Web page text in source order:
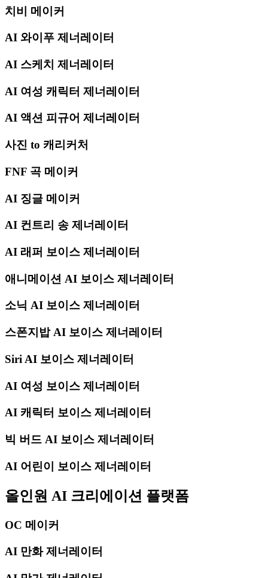
치비 메이커
AI 와이푸 제너레이터
AI 스케치 제너레이터
AI 여성 캐릭터 제너레이터
AI 액션 피규어 제너레이터
사진 to 캐리커처
FNF 곡 메이커
AI 징글 메이커
AI 컨트리 송 제너레이터
AI 래퍼 보이스 제너레이터
애니메이션 AI 보이스 제너레이터
소닉 AI 보이스 제너레이터
스폰지밥 AI 보이스 제너레이터
Siri AI 보이스 제너레이터
AI 여성 보이스 제너레이터
AI 캐릭터 보이스 제너레이터
빅 버드 AI 보이스 제너레이터
AI 어린이 보이스 제너레이터
올인원 AI 크리에이션 플랫폼
OC 메이커
AI 만화 제너레이터